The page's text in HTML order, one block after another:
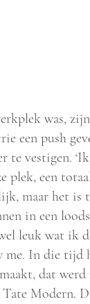
was,
een push
te vestigen.
plek, een
maar het
in een
leuk wat ik
In die tijd
dat werd
Modern.